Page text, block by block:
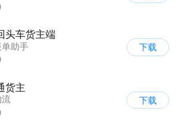
头车货主端
助手
流
下载
货主
下载